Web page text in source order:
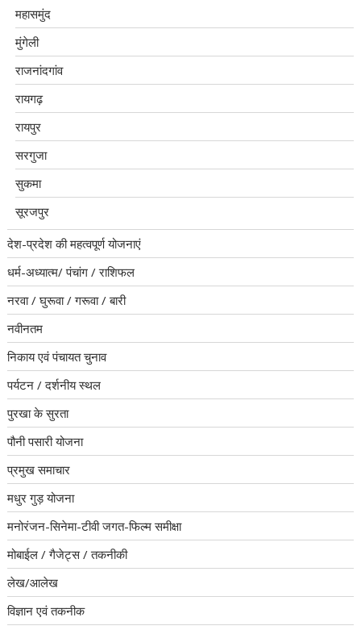
महासमुंद
मुंगेली
राजनांदगांव
रायगढ़
रायपुर
सरगुजा
सुकमा
सूरजपुर
देश-प्रदेश की महत्वपूर्ण योजनाएं
धर्म-अध्यात्म/ पंचांग / राशिफल
नरवा / घुरूवा / गरूवा / बारी
नवीनतम
निकाय एवं पंचायत चुनाव
पर्यटन / दर्शनीय स्थल
पुरखा के सुरता
पौनी पसारी योजना
प्रमुख समाचार
मधुर गुड़ योजना
मनोरंजन-सिनेमा-टीवी जगत-फिल्म समीक्षा
मोबाईल / गैजेट्स / तकनीकी
लेख/आलेख
विज्ञान एवं तकनीक